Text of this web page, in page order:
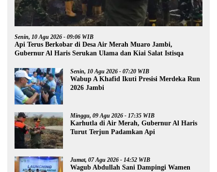
Senin, 10 Agu 2026 - 09:06 WIB
Api Terus Berkobar di Desa Air Merah Muaro Jambi,
Gubernur Al Haris Serukan Ulama dan Kiai Salat Istisqa
Senin, 10 Agu 2026 - 07:20 WIB
Wabup A Khafid Ikuti Presisi Merdeka Run
2026 Jambi
Minggu, 09 Agu 2026 - 17:35 WIB
Karhutla di Air Merah, Gubernur Al Haris
Turut Terjun Padamkan Api
Jumat, 07 Agu 2026 - 14:52 WIB
Wagub Abdullah Sani Dampingi Wamen